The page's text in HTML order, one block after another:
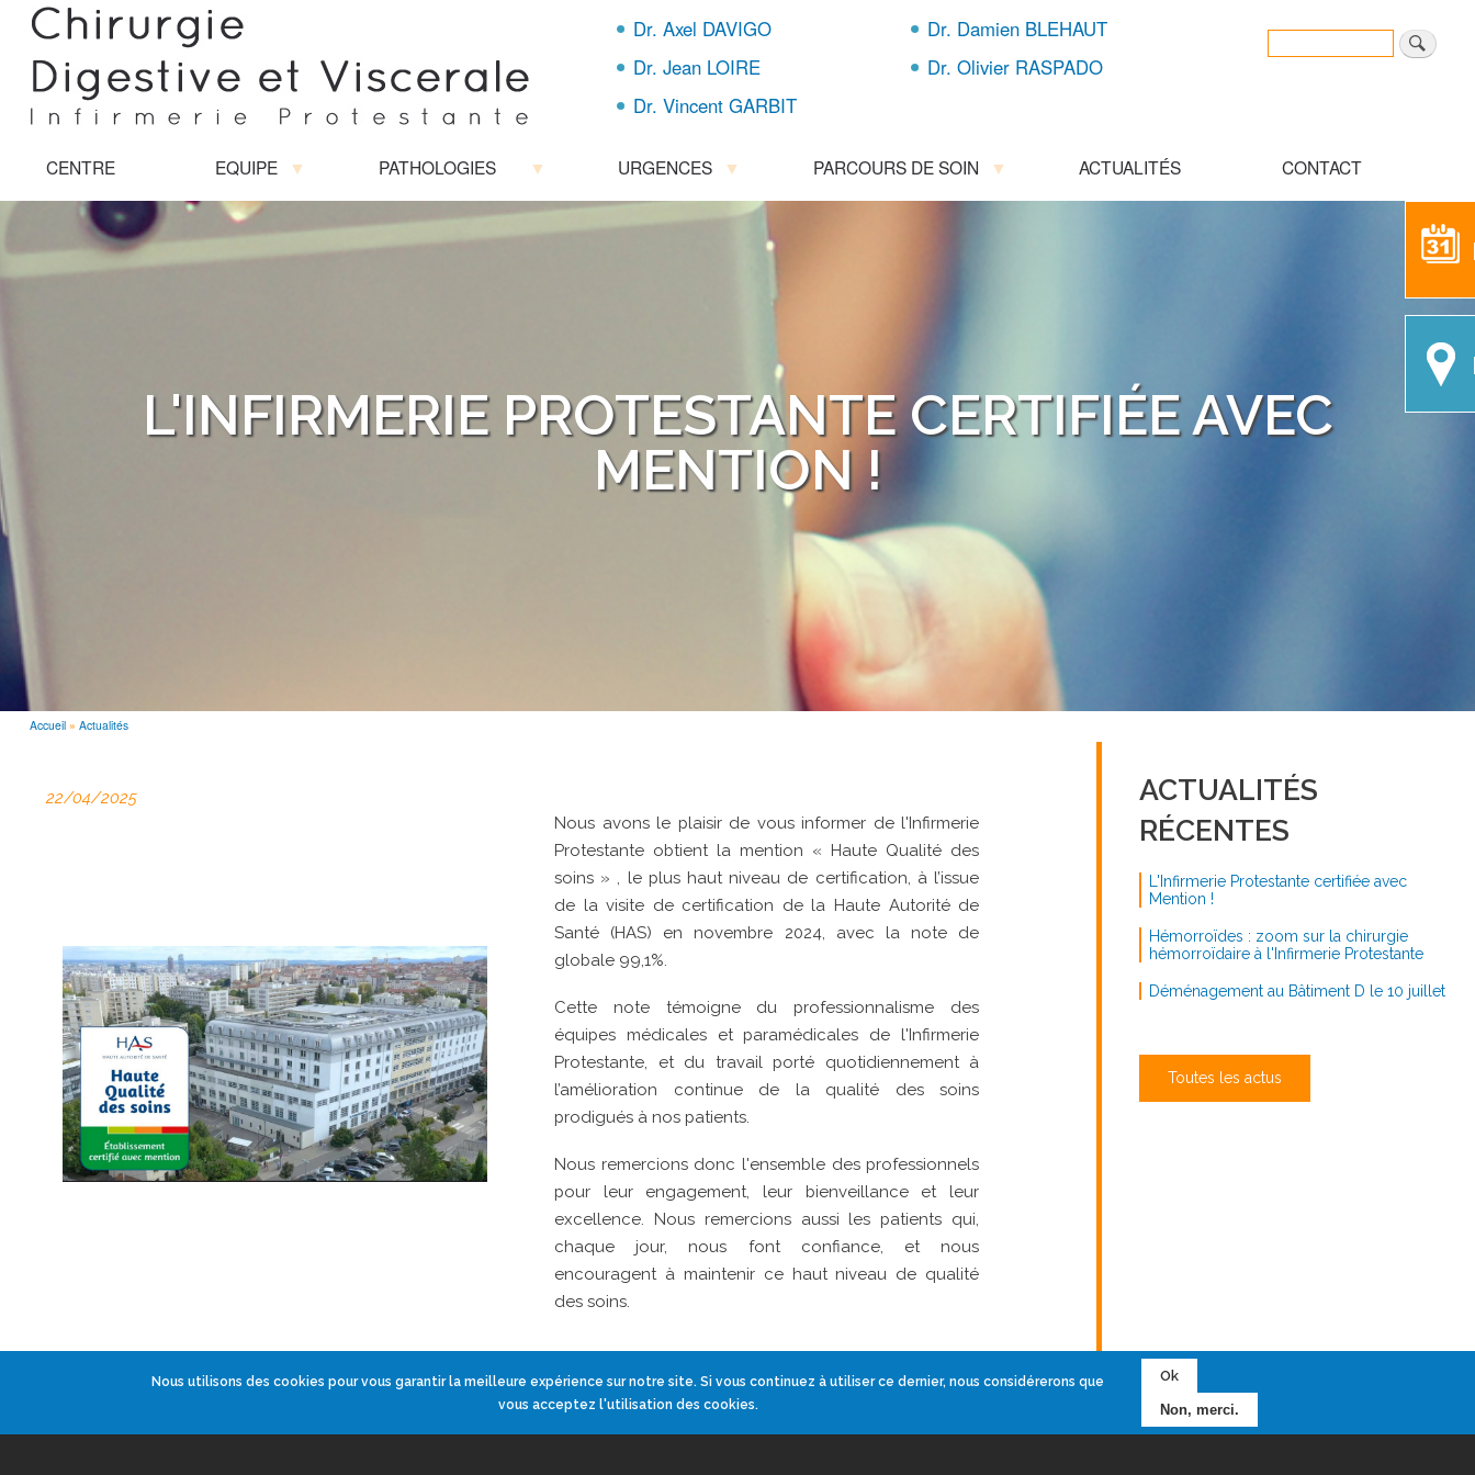
au
contenu
Dr. Axel DAVIGO
Dr. Damien BLEHAUT
Dr. Jean LOIRE
Dr. Olivier RASPADO
Dr. Vincent GARBIT
CENTRE EQUIPE PATHOLOGIES URGENCES PARCOURS DE SOIN ACTUALITÉS CONTACT
L'INFIRMERIE PROTESTANTE CERTIFIÉE AVEC
MENTION !
D'ARIANE
Accueil Actualités
22/04/2025
Nous avons le plaisir de vous informer de l'Infirmerie
Protestante obtient la mention « Haute Qualité des
soins » , le plus haut niveau de certification, à l’issue
de la visite de certification de la Haute Autorité de
Santé (HAS) en novembre 2024, avec la note de
globale 99,1%.
Cette note témoigne du professionnalisme des
équipes médicales et paramédicales de l'Infirmerie
Protestante, et du travail porté quotidiennement à
l’amélioration continue de la qualité des soins
prodigués à nos patients.
Nous remercions donc l'ensemble des professionnels
pour leur engagement, leur bienveillance et leur
excellence. Nous remercions aussi les patients qui,
chaque jour, nous font confiance, et nous
encouragent à maintenir ce haut niveau de qualité
des soins.
ACTUALITÉS
RÉCENTES
L'Infirmerie Protestante certifiée avec
Mention !
Hémorroïdes : zoom sur la chirurgie
hémorroïdaire à l'Infirmerie Protestante
Déménagement au Bâtiment D le 10 juillet
Toutes les actus
Nous utilisons des cookies pour vous garantir la meilleure expérience sur notre site. Si vous continuez à utiliser ce dernier, nous considérerons que
vous acceptez l'utilisation des cookies.
Ok
Non, merci.